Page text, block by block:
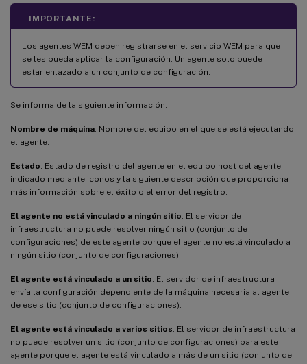
IMPORTANTE:
Los agentes WEM deben registrarse en el servicio WEM para que
se les pueda aplicar la configuración. Un agente solo puede
estar enlazado a un conjunto de configuración.
Se informa de la siguiente información:
Nombre de máquina . Nombre del equipo en el que se está ejecutando
el agente.
Estado . Estado de registro del agente en el equipo host del agente,
indicado mediante iconos y la siguiente descripción que proporciona
más información sobre el éxito o el error del registro:
El agente no está vinculado a ningún sitio . El servidor de
infraestructura no puede resolver ningún sitio (conjunto de
configuraciones) de este agente porque el agente no está vinculado a
ningún sitio (conjunto de configuraciones).
El agente está vinculado a un sitio . El servidor de infraestructura
envía la configuración dependiente de la máquina necesaria al agente
de ese sitio (conjunto de configuraciones).
El agente está vinculado a varios sitios . El servidor de infraestructura
no puede resolver un sitio (conjunto de configuraciones) para este
agente porque el agente está vinculado a más de un sitio (conjunto de